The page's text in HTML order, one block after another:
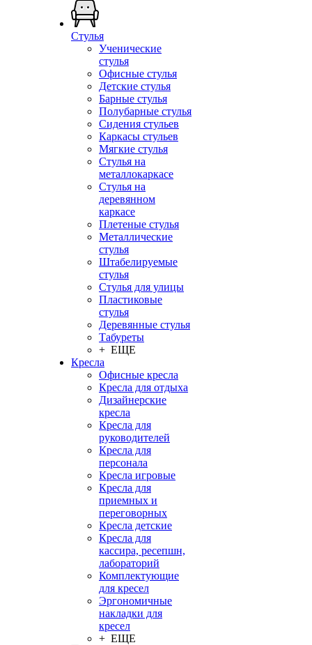
Стулья
Ученические
стулья
Офисные стулья
Детские стулья
Барные стулья
Полубарные стулья
Сидения стульев
Каркасы стульев
Мягкие стулья
Стулья на
металлокаркасе
Стулья на
деревянном
каркасе
Плетеные стулья
Металлические
стулья
Штабелируемые
стулья
Стулья для улицы
Пластиковые
стулья
Деревянные стулья
Табуреты
+ ЕЩЕ
Кресла
Офисные кресла
Кресла для отдыха
Дизайнерские
кресла
Кресла для
руководителей
Кресла для
персонала
Кресла игровые
Кресла для
приемных и
переговорных
Кресла детские
Кресла для
кассира, ресепшн,
лабораторий
Комплектующие
для кресел
Эргономичные
накладки для
кресел
+ ЕЩЕ